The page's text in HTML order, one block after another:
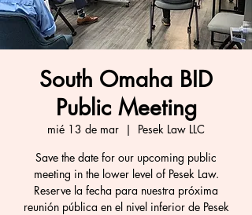
South Omaha BID
Public Meeting
mié 13 de mar
  |
Pesek Law LLC
Save the date for our upcoming public
meeting in the lower level of Pesek Law.
Reserve la fecha para nuestra próxima
reunión pública en el nivel inferior de Pesek